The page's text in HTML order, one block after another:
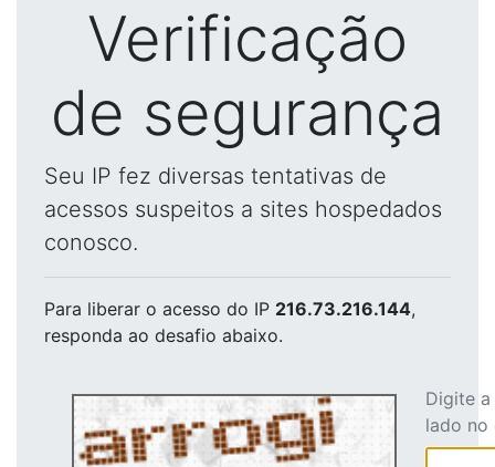
Verificação
de segurança
Seu IP fez diversas tentativas de
acessos suspeitos a sites hospedados
conosco.
Para liberar o acesso do IP 216.73.216.144,
responda ao desafio abaixo.
Digite
lado no